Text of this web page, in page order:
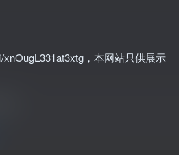
，本网站只供展示